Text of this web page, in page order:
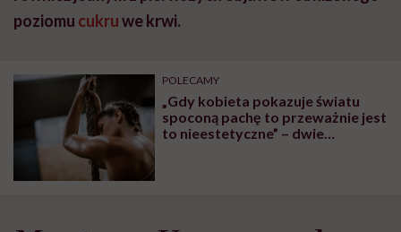
poziomu cukruwe krwi.
POLECAMY
„Gdy kobieta pokazuje światu
spoconą pachę to przeważnie jest
to nieestetyczne” – dwie